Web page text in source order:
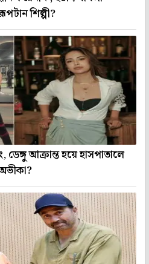
শিল্পী?
ডেঙ্গু আক্রান্ত হয়ে হাসপাতালে